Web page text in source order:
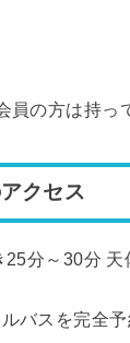
の方は持っ
クセス
分～30分
バスを完全予